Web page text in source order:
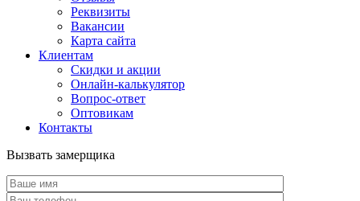
Реквизиты
Вакансии
Карта сайта
Клиентам
Скидки и акции
Онлайн-калькулятор
Вопрос-ответ
Оптовикам
Контакты
Вызвать замерщика